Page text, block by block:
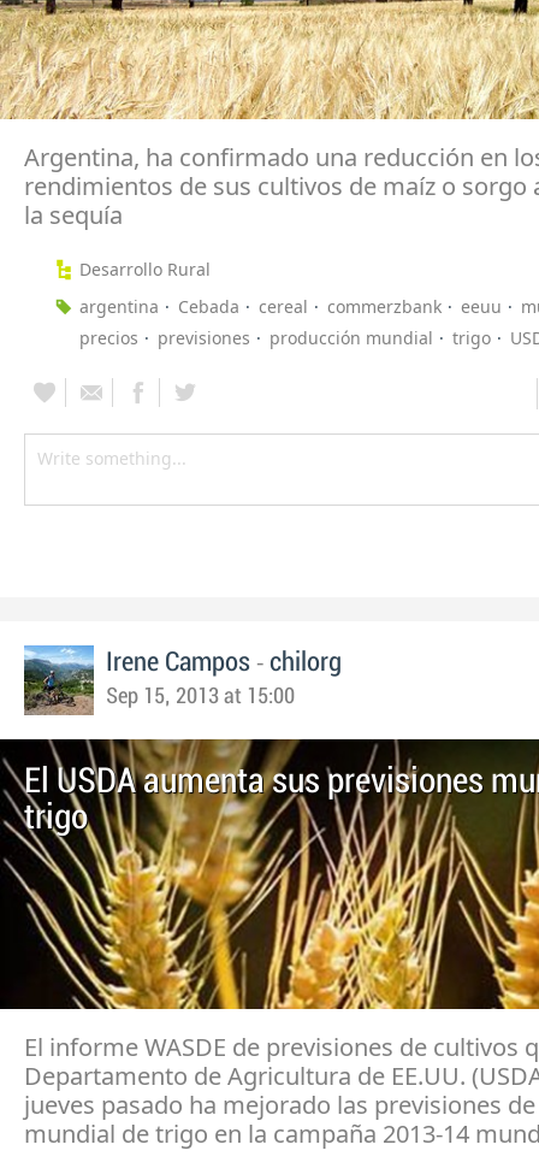
Argentina, ha confirmado una reducción en
rendimientos de sus cultivos de maíz o sorgo
la sequía
Desarrollo Rural
argentina
Cebada cereal commerzbank eeuu
precios
previsiones producción mundial trigo
Irene Campos - chilorg
Sep 15, 2013 at 15:00
El USDA aumenta sus previsiones
trigo
El informe WASDE de previsiones de cultivos
Departamento de Agricultura de EE.UU.
jueves pasado ha mejorado las previsiones
mundial de trigo en la campaña 2013-14